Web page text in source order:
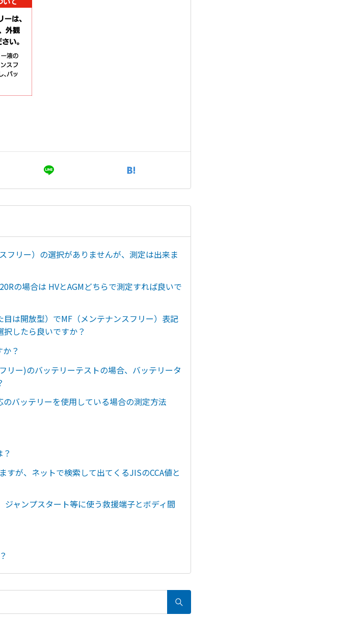
フリー）の選択がありませんが、測定は出来ま
の場合は HVとAGMどちらで測定すれば良いで
は開放型）でMF（メンテナンスフリー）表記
したら良いですか？
？
リー)のバッテリーテストの場合、バッテリータ
バッテリーを使用している場合の測定方法
すが、ネットで検索して出てくるJISのCCA値と
ャンプスタート等に使う救援端子とボディ間